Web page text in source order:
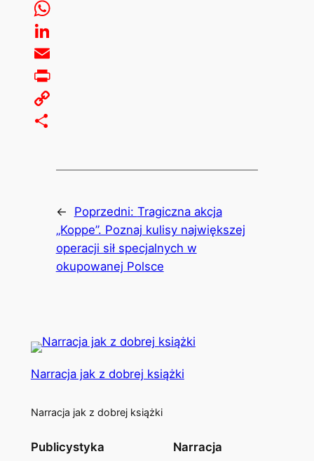
Twitter
WhatsApp
LinkedIn
Email
Print
Copy
← Poprzedni: Tragiczna akcja
„Koppe”. Poznaj kulisy największej
operacji sił specjalnych w
okupowanej Polsce
Narracja jak z dobrej książki
Narracja jak z dobrej książki
Publicystyka Narracja